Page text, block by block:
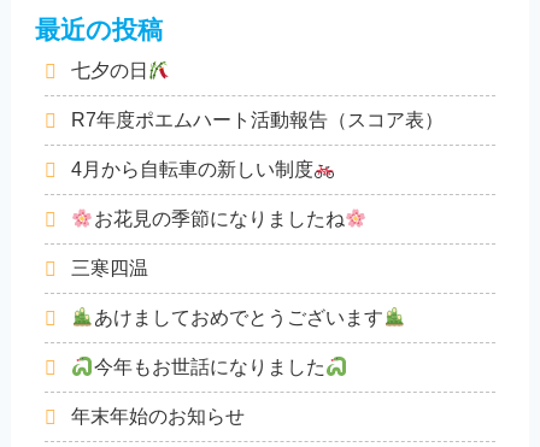
最近の投稿
七夕の日
R7年度ポエムハート活動報告（スコア表）
4月から自転車の新しい制度
お花見の季節になりましたね
三寒四温
あけましておめでとうございます
今年もお世話になりました
年末年始のお知らせ